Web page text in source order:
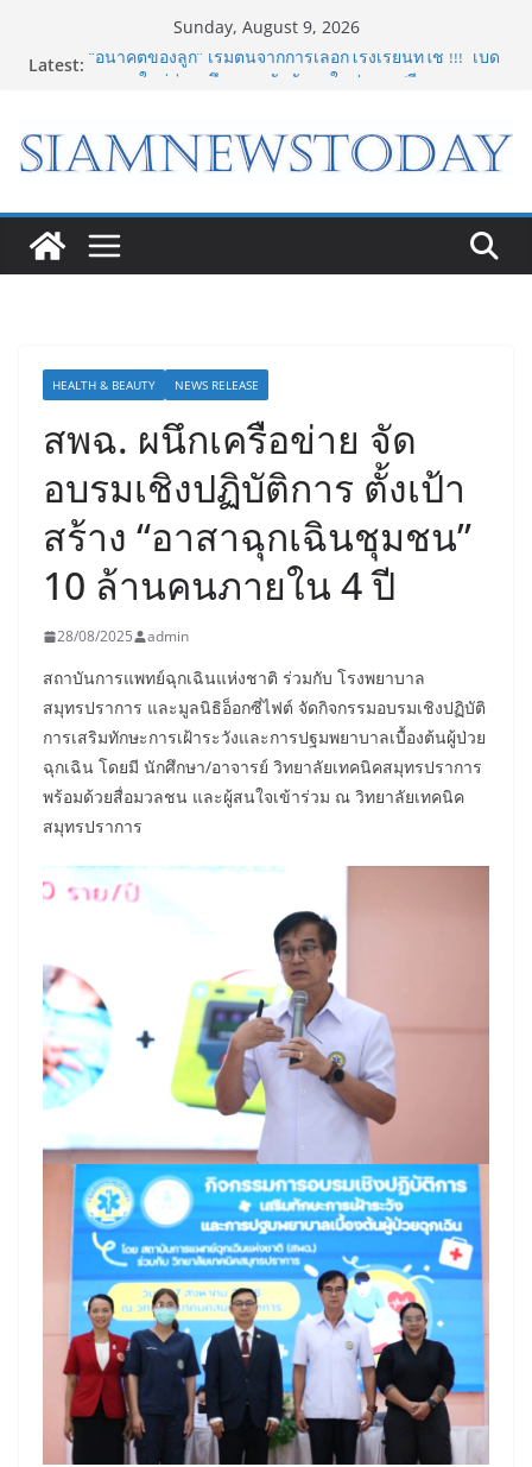
Sunday, August 9, 2026
Latest: “อนาคตของลูก” เริ่มต้นจากการเลือกโรงเรียนที่ใช่ !!! เปิด
Premium Store แห่งแรกในไทย สร้าง Community แห่ง
การเรียนรู้ผ่าน 3D Printing
“Rise of the Tenth Lord” เปิดสงครามกิลด์ข้ามประเทศ
ฉลองเซิร์ฟเวอร์ใหม่ เฮเลนา
8.8 “ซูเลียน” รวมพลังนักธุรกิจทั่วประเทศ จัดประชุมใหญ่
แห่งปี พบ CEO “ดร.ปิยะวัฒน์” ถ่ายทอดวิสัยทัศน์ธุรกิจ
HEALTH & BEAUTY NEWS RELEASE
สพฉ. ผนึกเครือข่าย จัด
อบรมเชิงปฏิบัติการ ตั้งเป้า
สร้าง “อาสาฉุกเฉินชุมชน”
10 ล้านคนภายใน 4 ปี
28/08/2025 admin
สถาบันการแพทย์ฉุกเฉินแห่งชาติ ร่วมกับ โรงพยาบาล
สมุทรปราการ และมูลนิธิอ็อกซี่ไฟต์ จัดกิจกรรมอบรมเชิงปฏิบัติ
การเสริมทักษะการเฝ้าระวังและการปฐมพยาบาลเบื้องต้นผู้ป่วย
ฉุกเฉิน โดยมี นักศึกษา/อาจารย์ วิทยาลัยเทคนิคสมุทรปราการ
พร้อมด้วยสื่อมวลชน และผู้สนใจเข้าร่วม ณ วิทยาลัยเทคนิค
สมุทรปราการ